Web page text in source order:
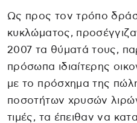
Ως προς τον τρόπο
κυκλώματος,
2007 τα θύματά τους,
πρόσωπα ιδιαίτερης
με το πρόσχημα της
ποσοτήτων χρυσών
τιμές, τα έπειθαν να